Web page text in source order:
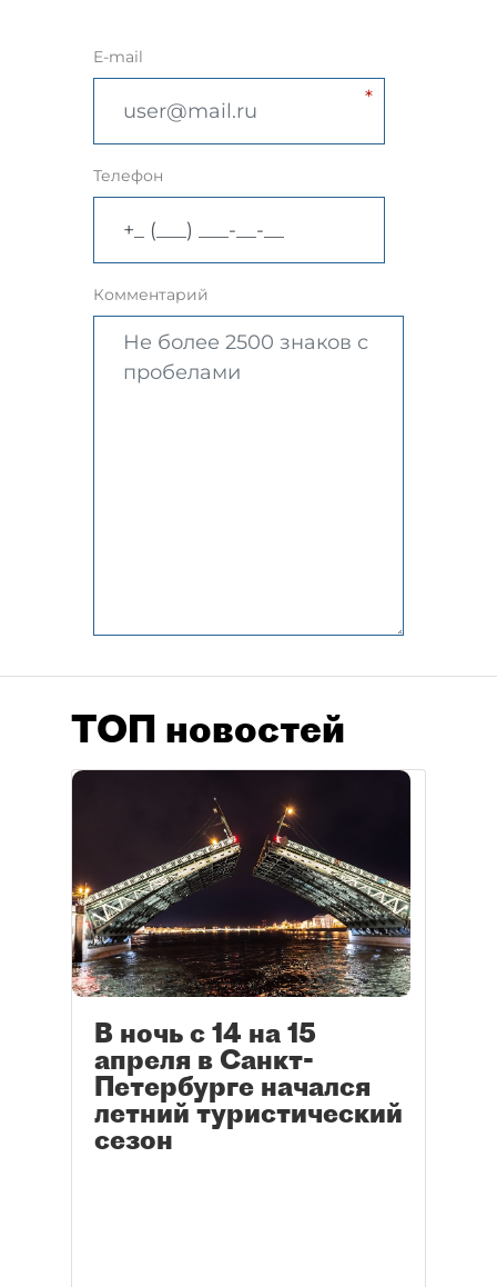
E-mail
Телефон
Комментарий
ТОП новостей
В ночь с 14 на 15
апреля в Санкт-
Петербурге начался
летний туристический
сезон